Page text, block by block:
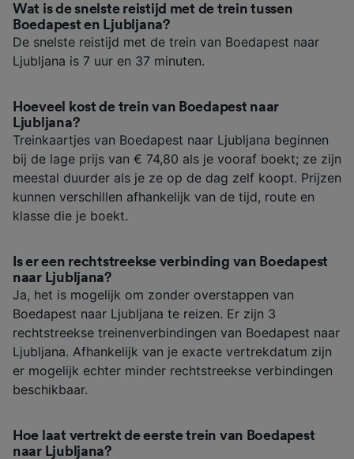
Wat is de snelste reistijd met de trein tussen
Boedapest en Ljubljana?
De snelste reistijd met de trein van Boedapest naar
Ljubljana is 7 uur en 37 minuten.
Hoeveel kost de trein van Boedapest naar
Ljubljana?
Treinkaartjes van Boedapest naar Ljubljana beginnen
bij de lage prijs van € 74,80 als je vooraf boekt; ze zijn
meestal duurder als je ze op de dag zelf koopt. Prijzen
kunnen verschillen afhankelijk van de tijd, route en
klasse die je boekt.
Is er een rechtstreekse verbinding van Boedapest
naar Ljubljana?
Ja, het is mogelijk om zonder overstappen van
Boedapest naar Ljubljana te reizen. Er zijn 3
rechtstreekse treinenverbindingen van Boedapest naar
Ljubljana. Afhankelijk van je exacte vertrekdatum zijn
er mogelijk echter minder rechtstreekse verbindingen
beschikbaar.
Hoe laat vertrekt de eerste trein van Boedapest
naar Ljubljana?